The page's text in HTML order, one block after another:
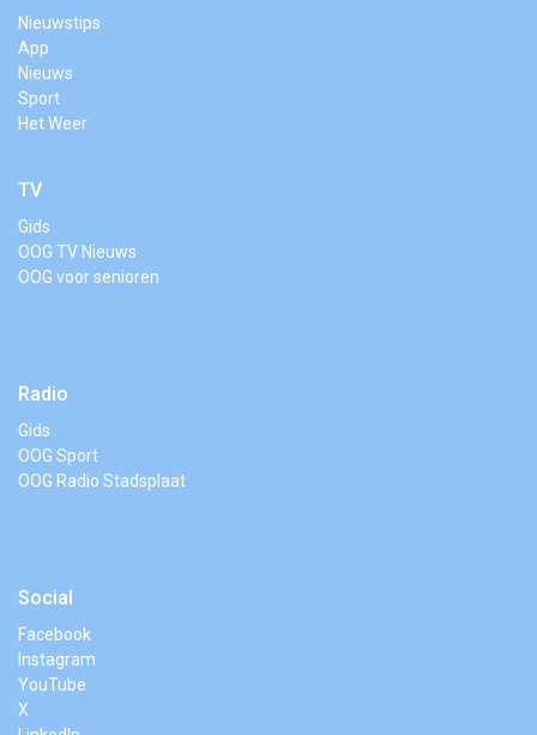
Nieuwstips
App
Nieuws
Sport
Het Weer
TV
Gids
OOG TV Nieuws
OOG voor senioren
Radio
Gids
OOG Sport
OOG Radio Stadsplaat
Social
Facebook
Instagram
YouTube
X